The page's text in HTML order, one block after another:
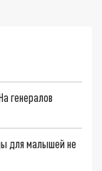
генералов
для малышей не